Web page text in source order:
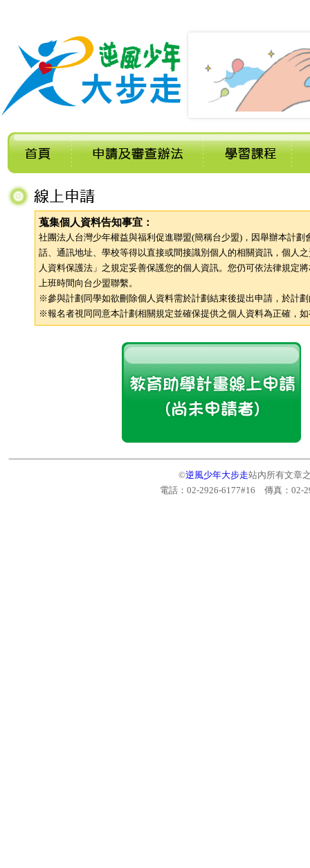
蒐集個人資料告知事宜：
社團法人台灣少年權益與福利促進聯盟(簡稱台少盟)，因舉辦本計
話、通訊地址、學校等得以直接或間接識別個人的相關資訊，個人
人資料保護法」之規定妥善保護您的個人資訊。您仍可依法律規定
上班時間向台少盟聯繫。
※參與計劃同學如欲刪除個人資料需於計劃結束後提出申請，於計
※報名者視同同意本計劃相關規定並確保提供之個人資料為正確，
©逆風少年大步走站內所有文章
電話：02-2926-6177#16 傳真： 02-